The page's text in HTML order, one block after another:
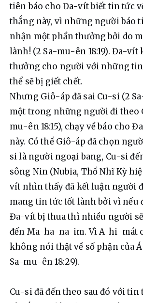
tiên báo cho Đa-vít biết tin tức
thắng này, vì những người báo
nhận một phần thưởng bởi do
lành! (2 Sa-mu-ên 18:19). Đa-vít
thưởng cho người với những tin
thể sẽ bị giết chết.
Nhưng Giô-áp đã sai Cu-si (2
một trong những người đi theo
mu-ên 18:15), chạy về báo cho
này. Có thể Giô-áp đã chọn
si là người ngoại bang, Cu-si
sông Nin (Nubia, Thổ Nhĩ Kỳ
vít nhìn thấy đã kết luận người
mang tin tức tốt lành bởi vì nếu
Đa-vít bị thua thì nhiều người
đến Ma-ha-na-im. Vì A-hi-mát
không nói thật về số phận của
Sa-mu-ên 18:29).
Cu-si đã đến theo sau đó với tin